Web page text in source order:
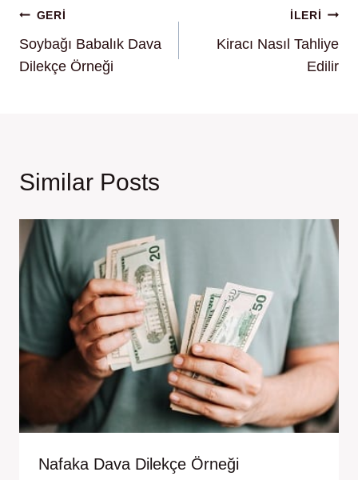
Yazı
gezinmesi
GERİ
Soybağı Babalık Dava
Dilekçe Örneği
İLERI
Kiracı Nasıl Tahliye
Edilir
Similar Posts
Nafaka Dava Dilekçe Örneği